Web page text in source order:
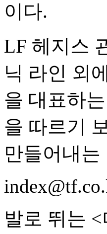
이다.
LF 헤지스
닉 라인 외
을 대표하
을 따르기
만들어내
발로 뛰는